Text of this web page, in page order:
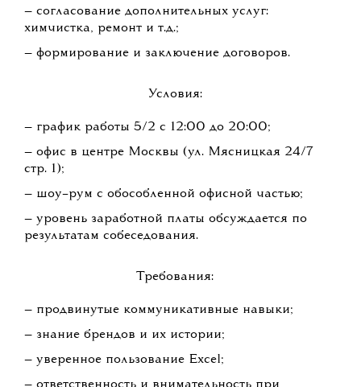
— согласование дополнительных услуг:
химчистка, ремонт и т.д.;
— формирование и заключение договоров.
Условия:
— график работы 5/2 с 12:00 до 20:00;
— офис в центре Москвы (ул. Мясницкая 24/7
стр. 1);
— шоу–рум с обособленной офисной частью;
— уровень заработной платы обсуждается по
результатам собеседования.
Требования:
— продвинутые коммуникативные навыки;
— знание брендов и их истории;
— уверенное пользование Excel;